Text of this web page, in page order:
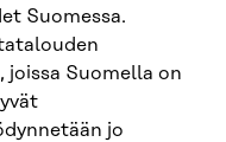
Suomessa.
joissa Suomella on
jo